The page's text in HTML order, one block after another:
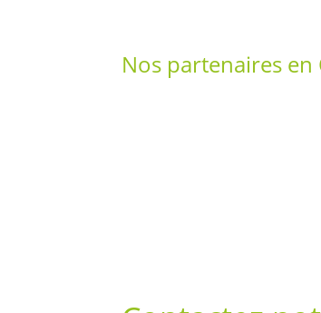
Nos partenaires